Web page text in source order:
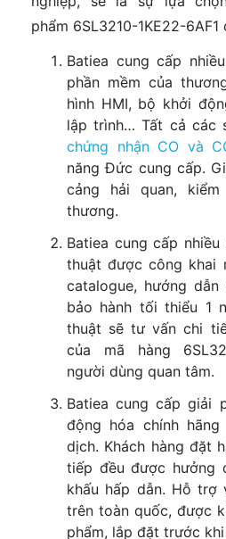
phẩm 6SL3210-1KE22-
Batiea cung cấp
phần mềm của
hình HMI, bộ khởi
lập trình… Tất cả các
chứng nhận CO và
năng Đức cung cấp.
cảng hải quan,
thương.
Batiea cung cấp
thuật được công khai
catalogue, hướng
bảo hành tối thiểu 1
thuật sẽ tư vấn chi
của mã hàng
người dùng quan tâm.
Batiea cung cấp giải
động hóa chính
dịch. Khách hàng đặt
tiếp đều được hưởng
khấu hấp dẫn. Hỗ trợ
trên toàn quốc, được
phẩm, lắp đặt trước